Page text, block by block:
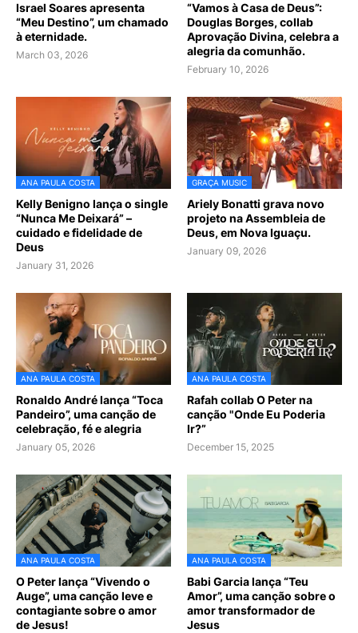
Israel Soares apresenta
“Meu Destino”, um chamado
à eternidade.
March 03, 2026
“Vamos à Casa de Deus”:
Douglas Borges, collab
Aprovação Divina, celebra a
alegria da comunhão.
February 10, 2026
ANA PAULA COSTA
Kelly Benigno lança o single
“Nunca Me Deixará” –
cuidado e fidelidade de
Deus
January 31, 2026
GRAÇA MUSIC
Ariely Bonatti grava novo
projeto na Assembleia de
Deus, em Nova Iguaçu.
January 09, 2026
ANA PAULA COSTA
Ronaldo André lança “Toca
Pandeiro”, uma canção de
celebração, fé e alegria
January 05, 2026
ANA PAULA COSTA
Rafah collab O Peter na
canção "Onde Eu Poderia
Ir?”
December 15, 2025
ANA PAULA COSTA
O Peter lança “Vivendo o
Auge”, uma canção leve e
contagiante sobre o amor
de Jesus!
ANA PAULA COSTA
Babi Garcia lança “Teu
Amor”, uma canção sobre o
amor transformador de
Jesus